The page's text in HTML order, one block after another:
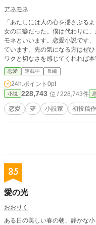
アネモネ
「あたしには人の心を揺さぶるよ
女の口癖だった。僕は代わりに、
モネといいます。恋愛小説です
ています。先の気になる方はぜ
ワクと切なさを感じてくれれば本
恋愛 連載中 長編
24h.ポイント 0pt
小説 228,743 位 / 228,743件
恋愛 夢 小説家 初投稿
35
愛の光
おおりく
ある日の美しい春の朝、静かな